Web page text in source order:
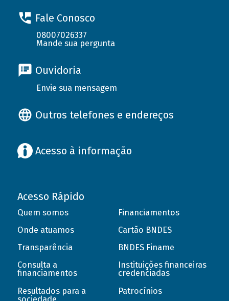
Fale Conosco
08007026337
Mande sua pergunta
Ouvidoria
Envie sua mensagem
Outros telefones e endereços
Acesso à informação
Acesso Rápido
Quem somos
Onde atuamos
Transparência
Consulta a
financiamentos
Resultados para a
sociedade
Financiamentos
Cartão BNDES
BNDES Finame
Instituições financeiras
credenciadas
Patrocínios